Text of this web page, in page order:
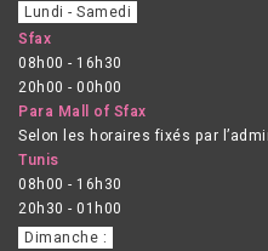
Lundi - Samedi
Sfax
08h00 - 16h30
20h00 - 00h00
Para Mall of Sfax
Selon les horaires fixés par
Tunis
08h00 - 16h30
20h30 - 01h00
Dimanche :